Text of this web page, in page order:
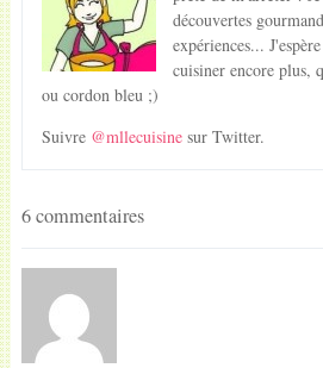
découvertes
expériences...
cuisiner encore plus,
ou cordon bleu ;)
Suivre @mllecuisine sur Twitter.
6 commentaires